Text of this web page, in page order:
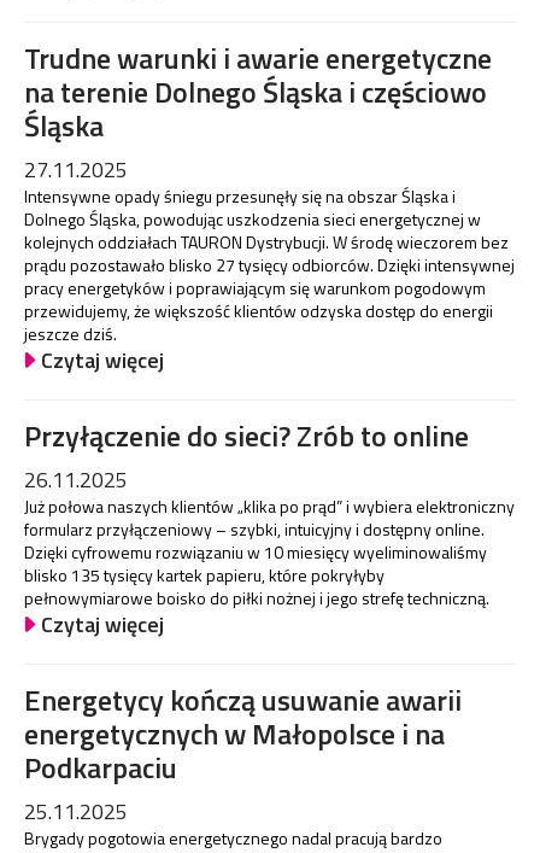
Trudne warunki i awarie energetyczne
na terenie Dolnego Śląska i częściowo
Śląska
27.11.2025
Intensywne opady śniegu przesunęły się na obszar Śląska i
Dolnego Śląska, powodując uszkodzenia sieci energetycznej w
kolejnych oddziałach TAURON Dystrybucji. W środę wieczorem bez
prądu pozostawało blisko 27 tysięcy odbiorców. Dzięki intensywnej
pracy energetyków i poprawiającym się warunkom pogodowym
przewidujemy, że większość klientów odzyska dostęp do energii
jeszcze dziś.
Czytaj więcej
Przyłączenie do sieci? Zrób to online
26.11.2025
Już połowa naszych klientów „klika po prąd” i wybiera elektroniczny
formularz przyłączeniowy – szybki, intuicyjny i dostępny online.
Dzięki cyfrowemu rozwiązaniu w 10 miesięcy wyeliminowaliśmy
blisko 135 tysięcy kartek papieru, które pokryłyby
pełnowymiarowe boisko do piłki nożnej i jego strefę techniczną.
Czytaj więcej
Energetycy kończą usuwanie awarii
energetycznych w Małopolsce i na
Podkarpaciu
25.11.2025
Brygady pogotowia energetycznego nadal pracują bardzo